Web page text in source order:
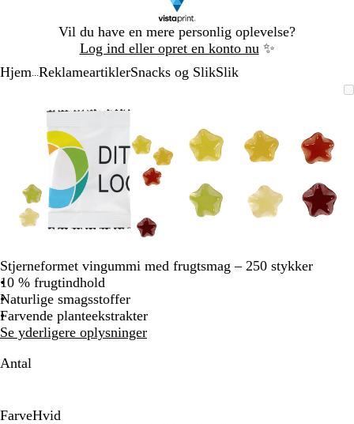
Vil du have en mere personlig oplevelse?
Log ind eller opret en konto nu ✨
1
Hjem ReklameartiklerSnacks og SlikSlik
billede
tasterne
minus
til
piletasterne
at
panorere
udvide
og
minus
at
zoome
og
at
Stjerneformet vingummi med frugtsmag – 250 stykker
10 % frugtindhold
Naturlige smagsstoffer
Farvende planteekstrakter
Se yderligere oplysninger
Antal
FarveHvid